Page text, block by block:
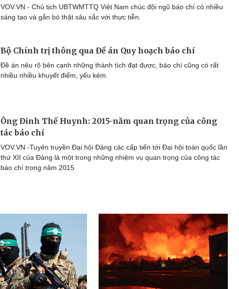
VOV.VN - Chủ tịch UBTWMTTQ Việt Nam chúc đội ngũ báo chí có nhiều
sáng tạo và gắn bó thật sâu sắc với thực tiễn.
Bộ Chính trị thông qua Đề án Quy hoạch báo chí
Đề án nêu rõ bên cạnh những thành tích đạt được, báo chí cũng có rất
nhiều nhiều khuyết điểm, yếu kém.
Ông Đinh Thế Huynh: 2015-năm quan trọng của công
tác báo chí
VOV.VN -Tuyên truyền Đại hội Đảng các cấp tiến tới Đại hội toàn quốc lần
thứ XII của Đảng là một trong những nhiệm vụ quan trọng của công tác
báo chí trong năm 2015